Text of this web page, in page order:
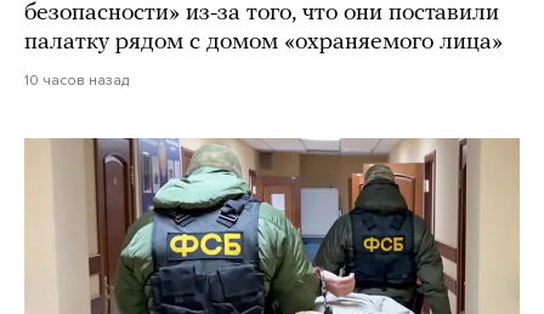
безопасности» из-за того, что они поставили
палатку рядом с домом «охраняемого лица»
10 часов назад